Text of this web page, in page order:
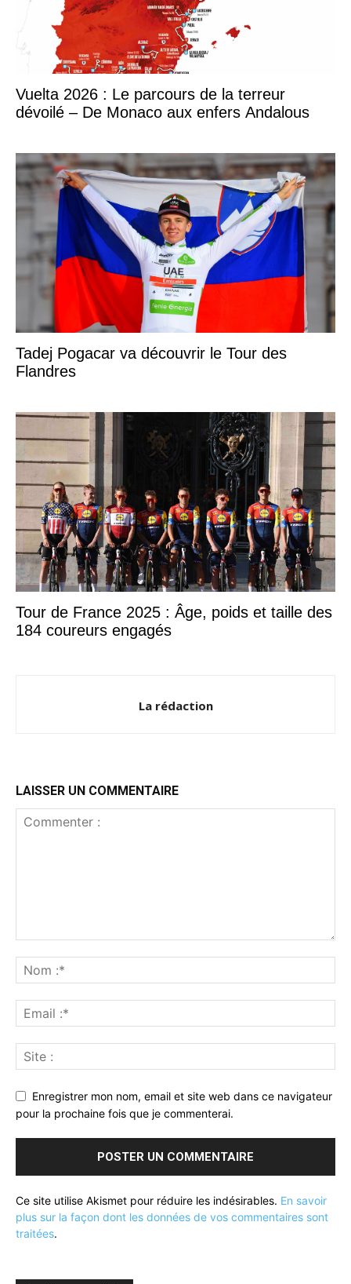
Vuelta 2026 : Le parcours de la terreur
dévoilé – De Monaco aux enfers Andalous
Tadej Pogacar va découvrir le Tour des
Flandres
Tour de France 2025 : Âge, poids et taille des
184 coureurs engagés
La rédaction
LAISSER UN COMMENTAIRE
Enregistrer mon nom, email et site web dans ce navigateur
pour la prochaine fois que je commenterai.
Ce site utilise Akismet pour réduire les indésirables. En savoir
plus sur la façon dont les données de vos commentaires sont
traitées.